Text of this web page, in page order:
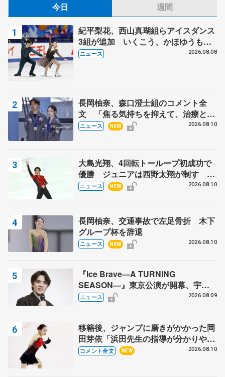
今日 週間
紀平梨花、西山真瑚組らアイスダンス
3組が追加 いくこう、かほゆうも、
木下グループ杯
ニュース 2026.08.08
長岡柚奈、森口澄士組のコメント全
文 「焦る気持ちを抑えて、治療とリ
ハビリに専念」、木下グループ杯辞退
ニュース NEW 2026.08.10
大島光翔、4回転トーループ初成功で
優勝 ジュニアは西野太翔が制す 関
東サマートロフィー最終日
ニュース NEW 2026.08.10
長岡柚奈、交通事故で左足骨折 木下
グループ杯を辞退
ニュース NEW 2026.08.10
『Ice Brave―A TURNING
SEASON―』東京公演が開幕、宇野
昌磨の『Ice Brave』にかける思いを
ニュース 2026.08.09
移籍後、ジャンプに磨きがかかった岡
田芽依「浜田先生の指導が分かりやす
く、しっくりくる」 苦戦中のオンラ
コメント全文 NEW 2026.08.10